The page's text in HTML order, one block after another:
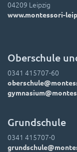
04209 Leipzig
www.montessori-
Oberschule
0341 415707-60
Grundschule
0341 415707-0